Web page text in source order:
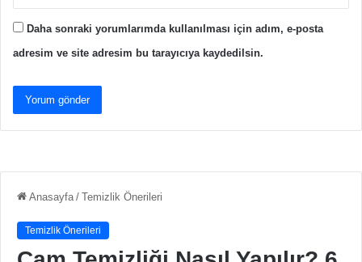
Daha sonraki yorumlarımda kullanılması için adım, e-posta
adresim ve site adresim bu tarayıcıya kaydedilsin.